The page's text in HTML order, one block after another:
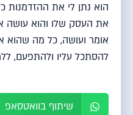
הוא נתן לי את ההזדמנות
את העסק שלו והוא עושה
אומר ועושה, כל מה שהוא
להסתכל עליו ולהתפעם,
שיתוף בוואטסאפ